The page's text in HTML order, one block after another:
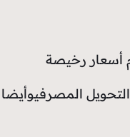
أسعار رخيصة
المصرفيوأيضا